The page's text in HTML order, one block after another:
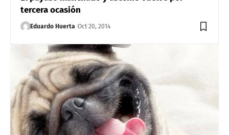
tercera ocasión
Eduardo Huerta Oct 20, 2014